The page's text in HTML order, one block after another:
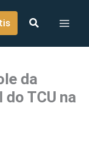
da
TCU na